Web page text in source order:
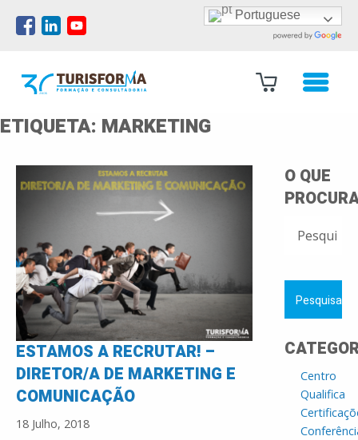
Portuguese
ETIQUETA: MARKETING
ESTAMOS A RECRUTAR! –
DIRETOR/A DE MARKETING E
COMUNICAÇÃO
18 Julho, 2018
O QUE
POR:
Centro
Qualifica